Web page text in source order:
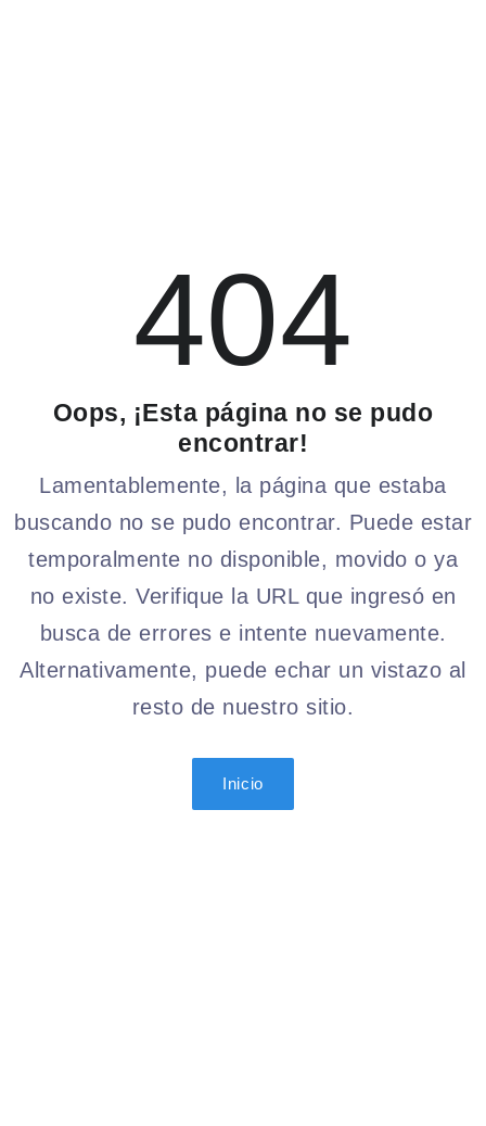
404
Oops, ¡Esta página no se pudo
encontrar!
Lamentablemente, la página que estaba
buscando no se pudo encontrar. Puede estar
temporalmente no disponible, movido o ya
no existe. Verifique la URL que ingresó en
busca de errores e intente nuevamente.
Alternativamente, puede echar un vistazo al
resto de nuestro sitio.
Inicio